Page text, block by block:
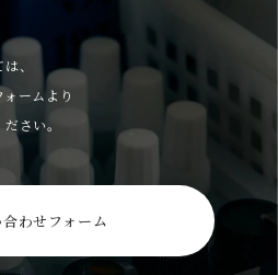
、
ームより
さい。
わせフォーム